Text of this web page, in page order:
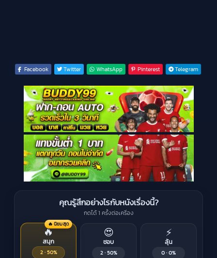
Facebook Twitter WhatsApp Pinterest Telegram
คุณรู้สึกอย่างไรกับหนังเรื่องนี้?
กดได้ 1 ครั้งต่อเครื่อง
🔥 นิยมสุด
🔥
สนุก
2 · 50%
😍
ชอบ
2 · 50%
⚡
ลุ้น
0 · 0%